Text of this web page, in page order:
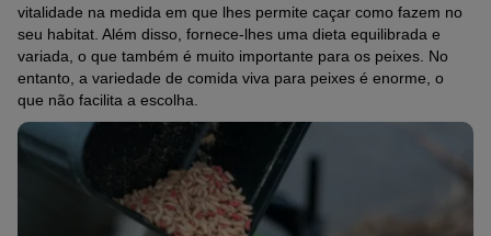
vitalidade na medida em que lhes permite caçar como fazem no
seu habitat. Além disso, fornece-lhes uma dieta equilibrada e
variada, o que também é muito importante para os peixes. No
entanto, a variedade de comida viva para peixes é enorme, o
que não facilita a escolha.